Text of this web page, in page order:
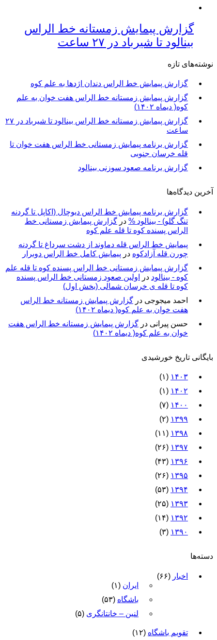
گزارش پیمایش زمستانه خط الراس
بینالود تا شیرباد در ۲۷ ساعت
نوشته‌های تازه
گزارش پیمایش خط الراس دندان اژدها به علم کوه
گزارش پیمایش زمستانه خط الراس هفت خوان به علم
کوه( دیماه ۱۴۰۲)
گزارش پیمایش زمستانه خط الراس بینالود تا شیرباد در ۲۷
ساعت
گزارش برنامه پیمایش زمستانی خط الراس هفت خوان تا
قله خرسان جنوبی
گزارش برنامه صعود سوزنی بینالود
آخرین دیدگاه‌ها
گزارش برنامه پيمايش خط الراس ديوچال (اكاپل تا گردنه
تنگ گلو) - بينالود % در گزارش پیمایش زمستانی خط
الراس پسنده کوه تا قله علم کوه
پيمايش خط الراس قله دماوند از دشت سرداغ تا گردنه
چورن قله آزادكوه در پیمایش کامل خط الراس دوبرار
گزارش پیمایش زمستانی خط الراس پسنده کوه تا قله علم
کوه - بينالود در
اولین صعود زمستانی خط الراس پسنده
کوه تا قله ی خرسان شمالی (بخش اول)
احمد میجوجی در گزارش پیمایش زمستانه خط الراس
هفت خوان به علم کوه( دیماه ۱۴۰۲)
حسن پیرانی در گزارش پیمایش زمستانه خط الراس هفت
خوان به علم کوه( دیماه ۱۴۰۲)
بایگانی تاریخ خورشیدی
۱۴۰۳ (۱)
۱۴۰۲ (۱)
۱۴۰۰ (۷)
۱۳۹۹ (۲)
۱۳۹۸ (۱۱)
۱۳۹۷ (۲۶)
۱۳۹۶ (۴۳)
۱۳۹۵ (۲۶)
۱۳۹۴ (۵۳)
۱۳۹۳ (۲۵)
۱۳۹۲ (۱۴)
۱۳۹۰ (۳)
دسته‌ها
اخبار (۶۶)
ایران (۱)
باشگاه (۵۳)
لنین – خانتانگری (۵)
تقویم باشگاه (۱۲)